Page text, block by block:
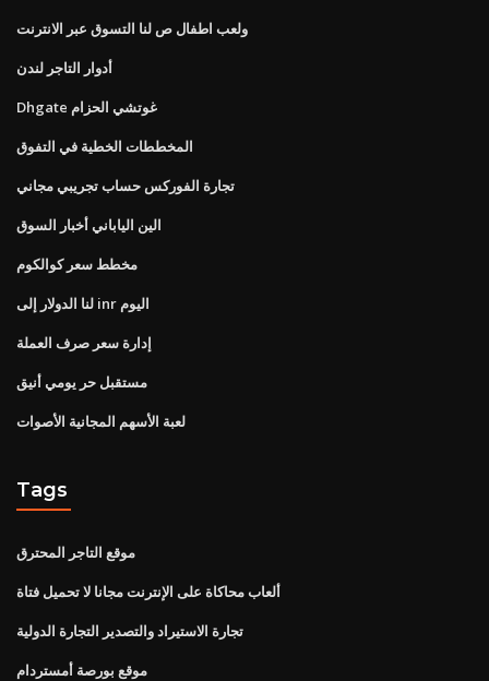
ولعب اطفال ص لنا التسوق عبر الانترنت
أدوار التاجر لندن
Dhgate غوتشي الحزام
المخططات الخطية في التفوق
تجارة الفوركس حساب تجريبي مجاني
الين الياباني أخبار السوق
مخطط سعر كوالكوم
لنا الدولار إلى inr اليوم
إدارة سعر صرف العملة
مستقبل حر يومي أنيق
لعبة الأسهم المجانية الأصوات
Tags
موقع التاجر المحترق
ألعاب محاكاة على الإنترنت مجانا لا تحميل فتاة
تجارة الاستيراد والتصدير التجارة الدولية
موقع بورصة أمستردام